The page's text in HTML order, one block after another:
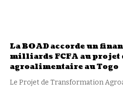
La BOAD accorde un
milliards FCFA au
agroalimentaire au Togo
Le Projet de Transformation